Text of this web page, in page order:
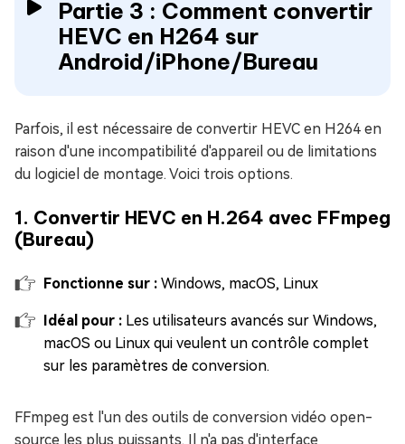
Partie 3 : Comment convertir
HEVC en H264 sur
Android/iPhone/Bureau
Parfois, il est nécessaire de convertir HEVC en H264 en
raison d'une incompatibilité d'appareil ou de limitations
du logiciel de montage. Voici trois options.
1. Convertir HEVC en H.264 avec FFmpeg
(Bureau)
Fonctionne sur : Windows, macOS, Linux
Idéal pour : Les utilisateurs avancés sur Windows,
macOS ou Linux qui veulent un contrôle complet
sur les paramètres de conversion.
FFmpeg est l'un des outils de conversion vidéo open-
source les plus puissants. Il n'a pas d'interface